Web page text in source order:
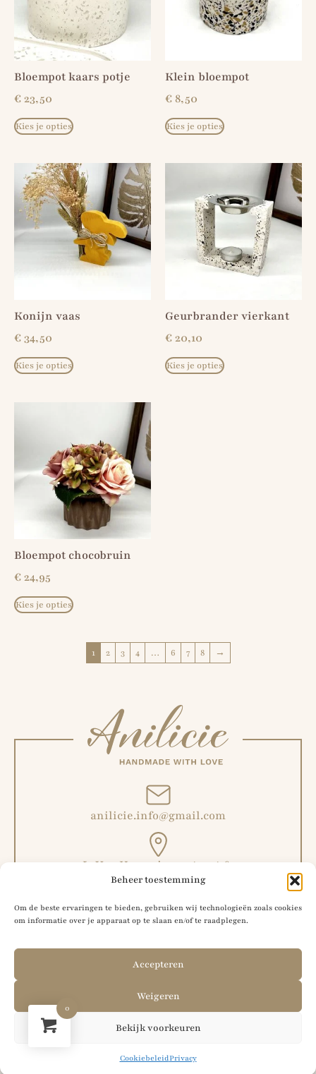
Beheer toestemming
Om de beste ervaringen te bieden, gebruiken wij technologieën zoals cookies
om informatie over je apparaat op te slaan en/of te raadplegen.
Accepteren
Weigeren
Bekijk voorkeuren
CookiebeleidPrivacy
Bloempot kaars potje
€23,50
Kies je opties
Klein bloempot
€8,50
Kies je opties
Konijn vaas
€34,50
Kies je opties
Geurbrander vierkant
€20,10
Kies je opties
Bloempot chocobruin
€24,95
Kies je opties
1 2 3 4 … 6 7 8 →
anilicie.info@gmail.com
L. Van Hoeymissenstraat 6,
Malderen, België
PrivacyWebsite doorSinergio
0